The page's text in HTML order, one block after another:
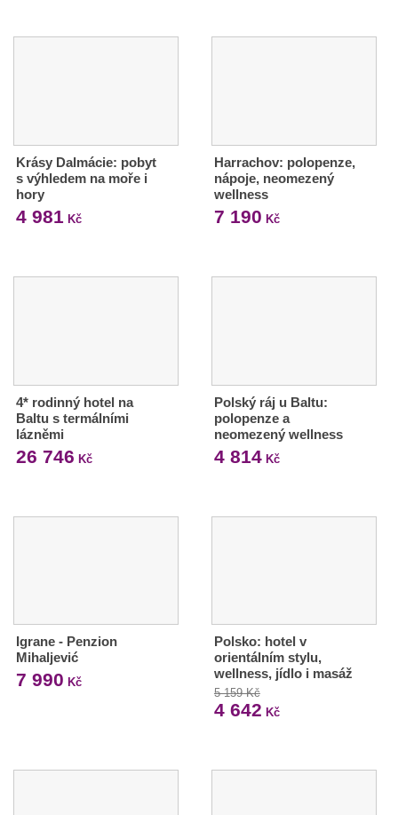
Krásy Dalmácie: pobyt
s výhledem na moře i
hory
4 981 Kč
Harrachov: polopenze,
nápoje, neomezený
wellness
7 190 Kč
4* rodinný hotel na
Baltu s termálními
lázněmi
26 746 Kč
Polský ráj u Baltu:
polopenze a
neomezený wellness
4 814Kč
Igrane - Penzion
Mihaljević
7 990 Kč
Polsko: hotel v
orientálním stylu,
wellness, jídlo i masáž
5 159 Kč
4 642 Kč